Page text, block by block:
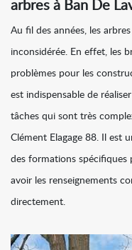
arbres à Ban De
Au fil des années, les
inconsidérée. En effet, les
problèmes pour les
est indispensable de
tâches qui sont très
Clément Elagage 88. Il est
des formations spécifiques
avoir les renseignements
directement.